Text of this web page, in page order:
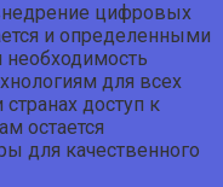
цифровых
и определенными
для всех
доступ к
остается
для качественного